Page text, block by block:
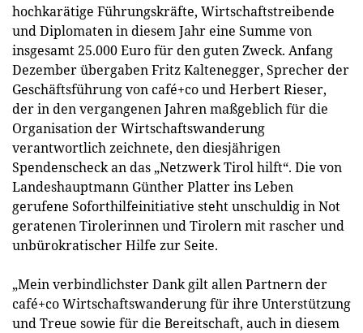
hochkarätige Führungskräfte, Wirtschaftstreibende
und Diplomaten in diesem Jahr eine Summe von
insgesamt 25.000 Euro für den guten Zweck. Anfang
Dezember übergaben Fritz Kaltenegger, Sprecher der
Geschäftsführung von café+co und Herbert Rieser,
der in den vergangenen Jahren maßgeblich für die
Organisation der Wirtschaftswanderung
verantwortlich zeichnete, den diesjährigen
Spendenscheck an das „Netzwerk Tirol hilft“. Die von
Landeshauptmann Günther Platter ins Leben
gerufene Soforthilfeinitiative steht unschuldig in Not
geratenen Tirolerinnen und Tirolern mit rascher und
unbürokratischer Hilfe zur Seite.
„Mein verbindlichster Dank gilt allen Partnern der
café+co Wirtschaftswanderung für ihre Unterstützung
und Treue sowie für die Bereitschaft, auch in diesem